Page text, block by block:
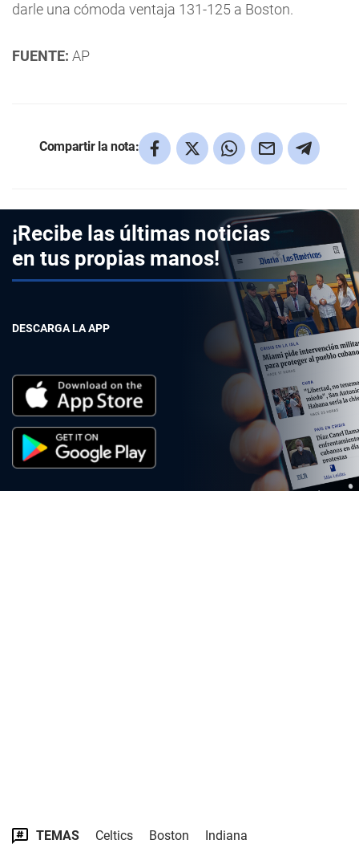
darle una cómoda ventaja 131-125 a Boston.
FUENTE: AP
Compartir la nota:
¡Recibe las últimas noticias
en tus propias manos!
DESCARGA LA APP
TEMAS Celtics Boston Indiana